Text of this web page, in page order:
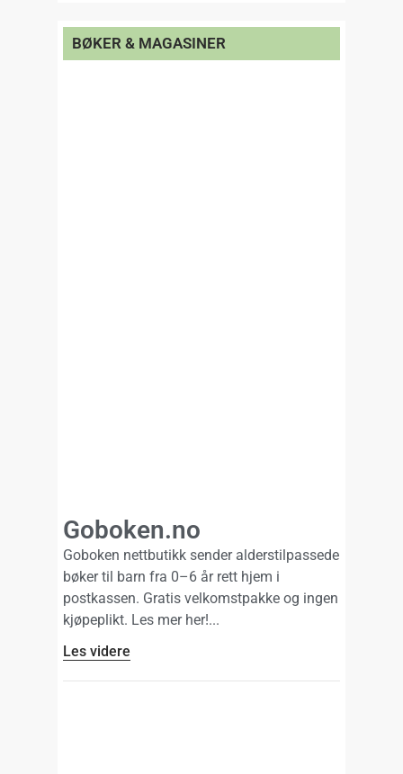
BØKER & MAGASINER
Goboken.no
Goboken nettbutikk sender alderstilpassede
bøker til barn fra 0–6 år rett hjem i
postkassen. Gratis velkomstpakke og ingen
kjøpeplikt. Les mer her!
Les videre